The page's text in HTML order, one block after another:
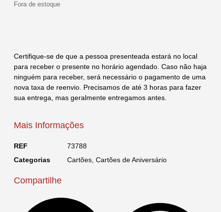
Fora de estoque
Certifique-se de que a pessoa presenteada estará no local
para receber o presente no horário agendado. Caso não haja
ninguém para receber, será necessário o pagamento de uma
nova taxa de reenvio. Precisamos de até 3 horas para fazer
sua entrega, mas geralmente entregamos antes.
Mais Informações
REF
73788
Categorias
Cartões Cartões de Aniversário
Compartilhe